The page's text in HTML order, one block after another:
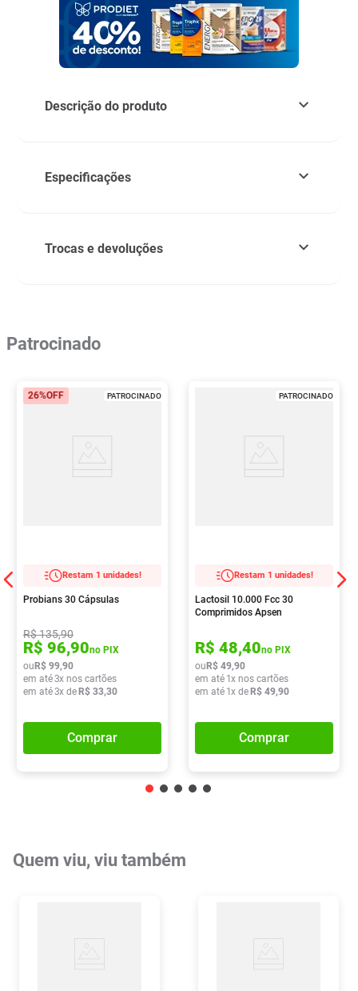
Descrição do produto
Especificações
Trocas e devoluções
Patrocinado
PATROCINADO
26%OFF
Restam 1 unidades!
Probians 30 Cápsulas
R$135,90
R$ 96,90no PIX
ou R$ 99,90
em até3x nos cartões
em até3x de R$ 33,30
Comprar
PATROCINADO
Restam 1 unidades!
Lactosil 10.000 Fcc 30
Comprimidos Apsen
R$ 48,40no PIX
ou R$ 49,90
em até 1x nos cartões
em até 1x de R$ 49,90
Comprar
Quem viu, viu também